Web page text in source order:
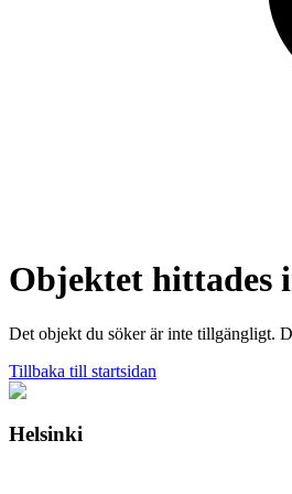
Objektet hittades
Det objekt du söker är inte tillgängligt.
Tillbaka till startsidan
Helsinki